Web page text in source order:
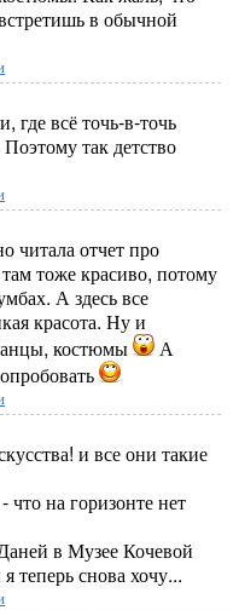
в обычной
где всё точь-в-точь
так детство
читала отчет про
тоже красиво, потому
А здесь все
красота. Ну и
костюмы
А
и все они такие
на горизонте нет
в Музее Кочевой
теперь снова хочу...